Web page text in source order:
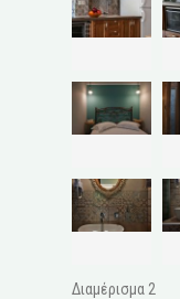
Διαμέρισμα 2